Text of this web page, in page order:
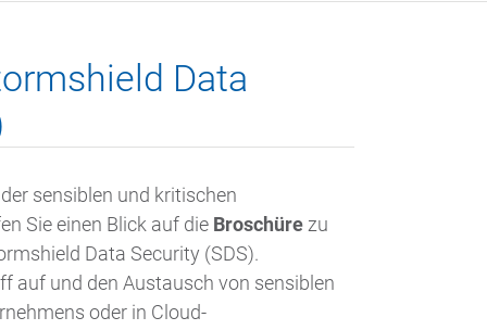
Gesundheit
Data
sensiblen und kritischen
Sie einen Blick auf die Broschüre zu
Data Security (SDS).
auf und den Austausch von sensiblen
oder in Cloud-